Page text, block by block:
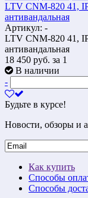
LTV CNM-820 41,
антивандальная
Артикул: -
LTV CNM-820 41,
антивандальная
18 450 руб. за 1
В наличии
-
Будьте в курсе!
Новости, обзоры и
Как купить
Способы
Способы